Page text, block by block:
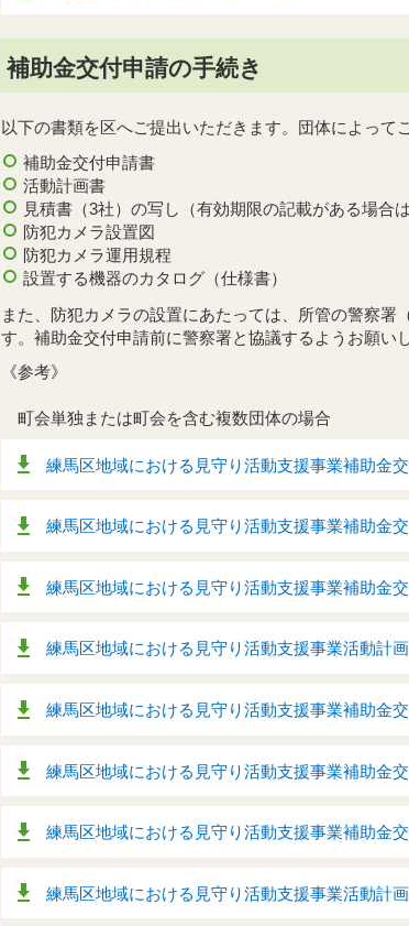
補助金交付申請の手続き
以下の書類を区へご提出いただきます。団体によって
補助金交付申請書
活動計画書
見積書（3社）の写し（有効期限の記載がある場合
防犯カメラ設置図
防犯カメラ運用規程
設置する機器のカタログ（仕様書）
また、防犯カメラの設置にあたっては、所管の警察
す。補助金交付申請前に警察署と協議するようお願いし
《参考》
町会単独または町会を含む複数団体の場合
練馬区地域における見守り活動支援事業補助金
練馬区地域における見守り活動支援事業補助金
練馬区地域における見守り活動支援事業補助金
練馬区地域における見守り活動支援事業活動計画
練馬区地域における見守り活動支援事業補助金
練馬区地域における見守り活動支援事業補助金
練馬区地域における見守り活動支援事業補助金
練馬区地域における見守り活動支援事業活動計